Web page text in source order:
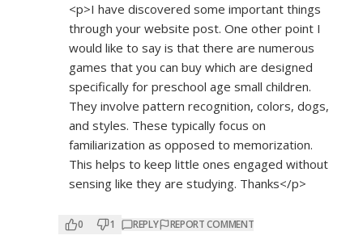
<p>I have discovered some important things
through your website post. One other point I
would like to say is that there are numerous
games that you can buy which are designed
specifically for preschool age small children.
They involve pattern recognition, colors, dogs,
and styles. These typically focus on
familiarization as opposed to memorization.
This helps to keep little ones engaged without
sensing like they are studying. Thanks</p>
0 1 REPLY REPORT COMMENT